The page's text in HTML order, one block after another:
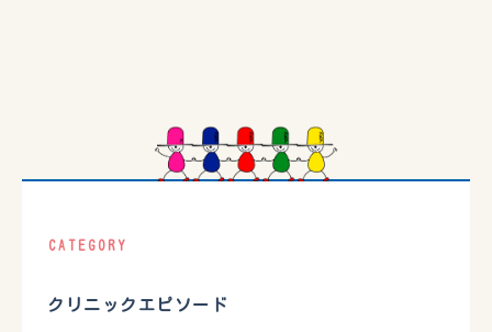
CATEGORY
クリニックエピソード